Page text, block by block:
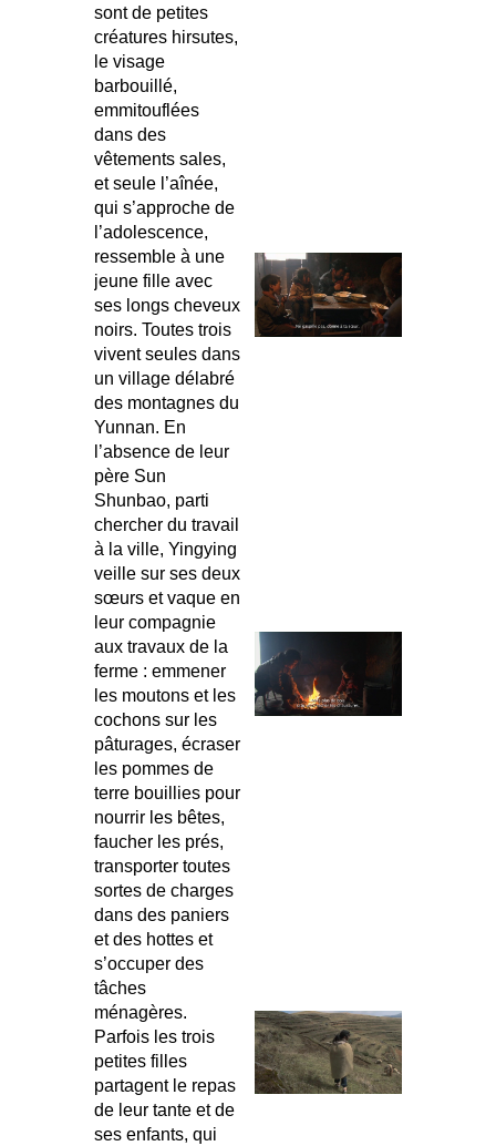
sont de petites
créatures hirsutes,
le visage
barbouillé,
emmitouflées
dans des
vêtements sales,
et seule l’aînée,
qui s’approche de
l’adolescence,
ressemble à une
jeune fille avec
ses longs cheveux
noirs. Toutes trois
vivent seules dans
un village délabré
des montagnes du
Yunnan. En
l’absence de leur
père Sun
Shunbao, parti
chercher du travail
à la ville, Yingying
veille sur ses deux
sœurs et vaque en
leur compagnie
aux travaux de la
ferme : emmener
les moutons et les
cochons sur les
pâturages, écraser
les pommes de
terre bouillies pour
nourrir les bêtes,
faucher les prés,
transporter toutes
sortes de charges
dans des paniers
et des hottes et
s’occuper des
tâches
ménagères.
Parfois les trois
petites filles
partagent le repas
de leur tante et de
ses enfants, qui